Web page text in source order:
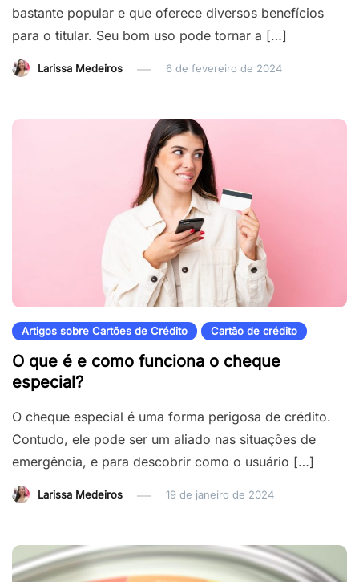
bastante popular e que oferece diversos benefícios
para o titular. Seu bom uso pode tornar a […]
Larissa Medeiros 6 de fevereiro de 2024
Artigos sobre Cartões de Crédito Cartão de crédito
O que é e como funciona o cheque
especial?
O cheque especial é uma forma perigosa de crédito.
Contudo, ele pode ser um aliado nas situações de
emergência, e para descobrir como o usuário […]
Larissa Medeiros 19 de janeiro de 2024